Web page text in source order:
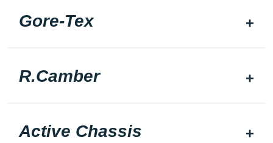
Gore-Tex
R.Camber
Active Chassis